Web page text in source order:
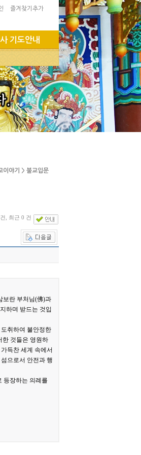
즐겨찾기추가
기도안내
이야기 > 불교입문
, 최근 0 건
보란 부처님(佛)과
하며 받드는 것입
취하여 불안정한
한 것들은 영원하
득찬 세계 속에서
으로서 안전과 행
등장하는 의례를